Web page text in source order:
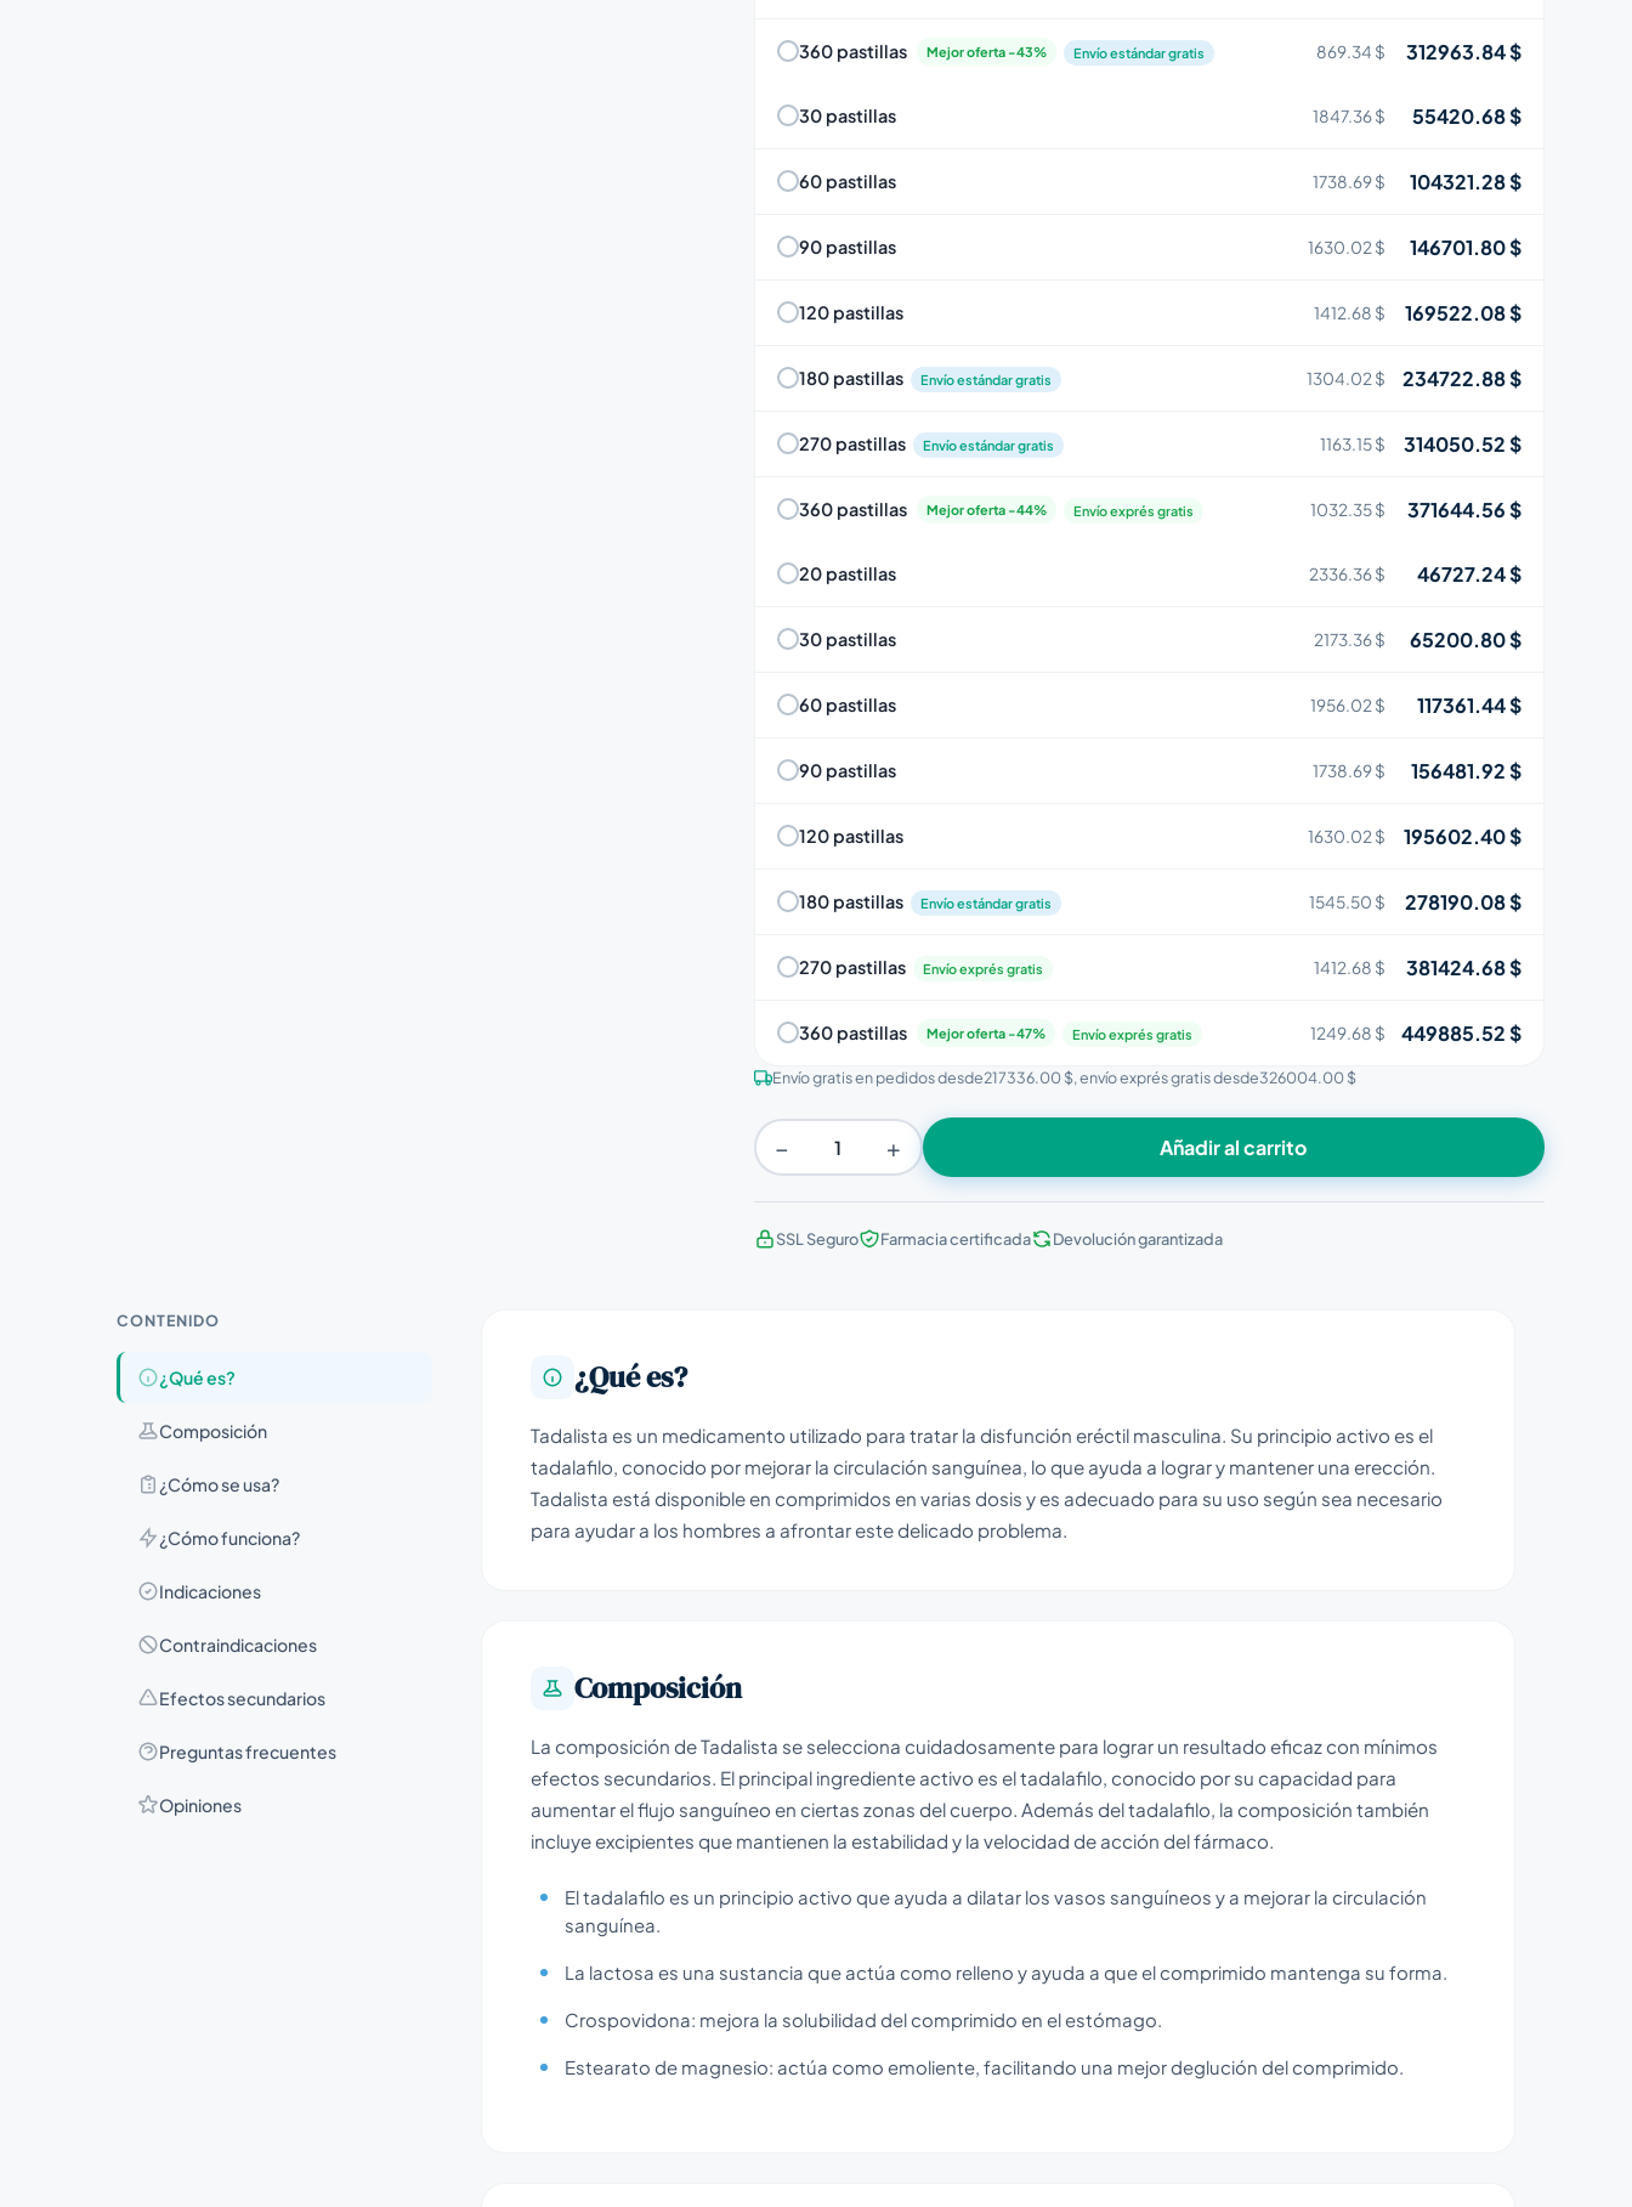
360 pastillas Mejor oferta -43% Envío estándar gratis 869.34 $ 312963.84 $
30 pastillas 1847.36 $ 55420.68 $
60 pastillas 1738.69 $ 104321.28 $
90 pastillas 1630.02 $ 146701.80 $
120 pastillas 1412.68 $ 169522.08 $
180 pastillas Envío estándar gratis 1304.02 $ 234722.88 $
270 pastillas Envío estándar gratis 1163.15 $ 314050.52 $
360 pastillas Mejor oferta -44% Envío exprés gratis 1032.35 $ 371644.56 $
20 pastillas 2336.36 $ 46727.24 $
30 pastillas 2173.36 $ 65200.80 $
60 pastillas 1956.02 $ 117361.44 $
90 pastillas 1738.69 $ 156481.92 $
120 pastillas 1630.02 $ 195602.40 $
180 pastillas Envío estándar gratis 1545.50 $ 278190.08 $
270 pastillas Envío exprés gratis 1412.68 $ 381424.68 $
360 pastillas Mejor oferta -47% Envío exprés gratis 1249.68 $ 449885.52 $
Envío gratis en pedidos desde217336.00 $, envío exprés gratis desde326004.00 $
− + Añadir al carrito
SSL Seguro Farmacia certificada Devolución garantizada
CONTENIDO
¿Qué es?
Composición
¿Cómo se usa?
¿Cómo funciona?
Indicaciones
Contraindicaciones
Efectos secundarios
Preguntas frecuentes
Opiniones
¿Qué es?
Tadalista es un medicamento utilizado para tratar la disfunción eréctil masculina. Su principio activo es el
tadalafilo, conocido por mejorar la circulación sanguínea, lo que ayuda a lograr y mantener una erección.
Tadalista está disponible en comprimidos en varias dosis y es adecuado para su uso según sea necesario
para ayudar a los hombres a afrontar este delicado problema.
Composición
La composición de Tadalista se selecciona cuidadosamente para lograr un resultado eficaz con mínimos
efectos secundarios. El principal ingrediente activo es el tadalafilo, conocido por su capacidad para
aumentar el flujo sanguíneo en ciertas zonas del cuerpo. Además del tadalafilo, la composición también
incluye excipientes que mantienen la estabilidad y la velocidad de acción del fármaco.
El tadalafilo es un principio activo que ayuda a dilatar los vasos sanguíneos y a mejorar la circulación
sanguínea.
La lactosa es una sustancia que actúa como relleno y ayuda a que el comprimido mantenga su forma.
Crospovidona: mejora la solubilidad del comprimido en el estómago.
Estearato de magnesio: actúa como emoliente, facilitando una mejor deglución del comprimido.